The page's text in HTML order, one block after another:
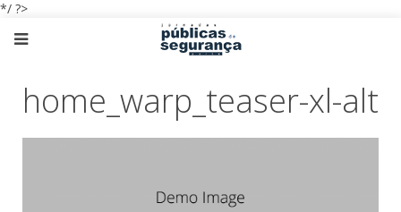
*/ ?>
home_warp_teaser-xl-alt